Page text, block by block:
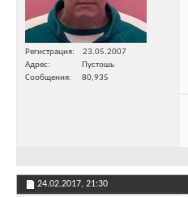
Регистрация
23.05.2007
Адрес
Пустошь
Сообщения
80,935
24.02.2017, 21:30